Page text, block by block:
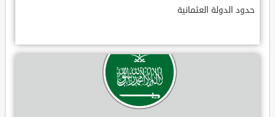
حدود الدولة العثمانية